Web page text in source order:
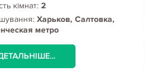
кімнат: 2
Харьков, Салтовка,
метро